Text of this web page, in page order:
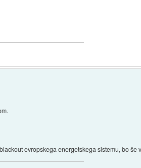
evropskega energetskega sistemu, bo še